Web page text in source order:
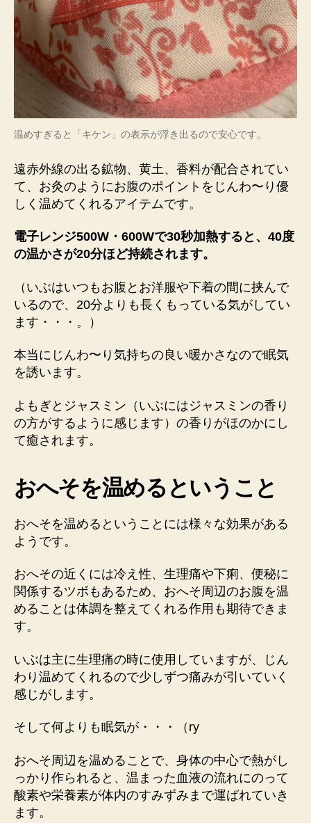
温めすぎると「キケン」の表示が浮き出るので安心です。
遠赤外線の出る鉱物、黄土、香料が配合されてい
て、お灸のようにお腹のポイントをじんわ〜り優
しく温めてくれるアイテムです。
電子レンジ500W・600Wで30秒加熱すると、40度
の温かさが20分ほど持続されます。
（いぶはいつもお腹とお洋服や下着の間に挟んで
いるので、20分よりも長くもっている気がしてい
ます・・・。）
本当にじんわ〜り気持ちの良い暖かさなので眠気
を誘います。
よもぎとジャスミン（いぶにはジャスミンの香り
の方がするように感じます）の香りがほのかにし
て癒されます。
おへそを温めるということ
おへそを温めるということには様々な効果がある
ようです。
おへその近くには冷え性、生理痛や下痢、便秘に
関係するツボもあるため、おへそ周辺のお腹を温
めることは体調を整えてくれる作用も期待できま
す。
いぶは主に生理痛の時に使用していますが、じん
わり温めてくれるので少しずつ痛みが引いていく
感じがします。
そして何よりも眠気が・・・（ry
おへそ周辺を温めることで、身体の中心で熱がし
っかり作られると、温まった血液の流れにのって
酸素や栄養素が体内のすみずみまで運ばれていき
ます。